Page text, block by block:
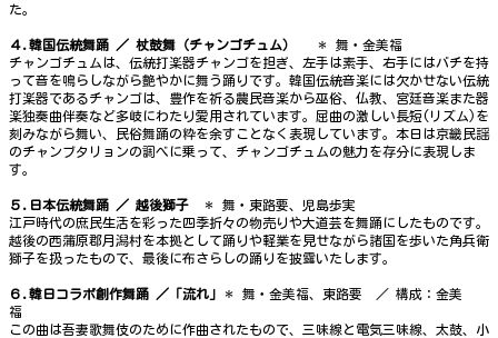
た。
４.韓国伝統舞踊 ／ 杖鼓舞（チャンゴチュム）
＊ 舞・金美福
チャンゴチュムは、伝統打楽器チャンゴを担ぎ、左手は素手、右手にはバチを持
って音を鳴らしながら艶やかに舞う踊りです。韓国伝統音楽には欠かせない伝統
打楽器であるチャンゴは、豊作を祈る農民音楽から巫俗、仏教、宮廷音楽また器
楽独奏曲伴奏など多岐にわたり愛用されています。屈曲の激しい長短(リズム)を
刻みながら舞い、民俗舞踊の粋を余すことなく表現しています。本日は京畿民謡
のチャンブタリョンの調べに乗って、チャンゴチュムの魅力を存分に表現しま
す。
５.日本伝統舞踊 ／ 越後獅子
＊ 舞・東路要、児島歩実
江戸時代の庶民生活を彩った四季折々の物売りや大道芸を舞踊にしたものです。
越後の西蒲原郡月潟村を本拠として踊りや軽業を見せながら諸国を歩いた角兵衛
獅子を扱ったもので、最後に布さらしの踊りを披露いたします。
６.韓日コラボ創作舞踊 ／「流れ」
＊ 舞・金美福、東路要 ／ 構成：金美
福
この曲は吾妻歌舞伎のために作曲されたもので、三味線と電気三味線、太鼓、小